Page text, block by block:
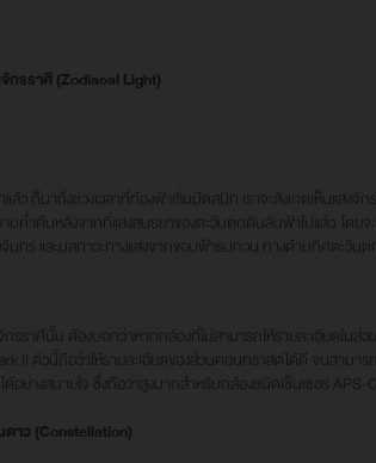
กรราศี (Zodiacal Light)
มาถึงช่วงเวลาที่ท้องฟ้าเริ่มมืดสนิท เราจะสังเกตเห็นแสงจักร
ำคืนหลังจากที่แสงสนธยาของตะวันตกดินลับฟ้าไปแล้ว โดยจะป
ทร์ และมลภาวะทางแสงจากขอบฟ้ารบกวน ทางด้านทิศตะวั
าศีนั้น ต้องบอกว่าหากกล้องที่ไม่สามารถให้รายละเอียดในส่ว
ll ตัวนี้ถือว่าให้รายละเอียดของส่วนคอนทราสต์ได้ดี จนสามา
ได้อย่างสบายใจ ซึ่งถือว่าสูงมากสำหรับกล้องชนิดเซ็นเซอร์
ดาว (Constellation)